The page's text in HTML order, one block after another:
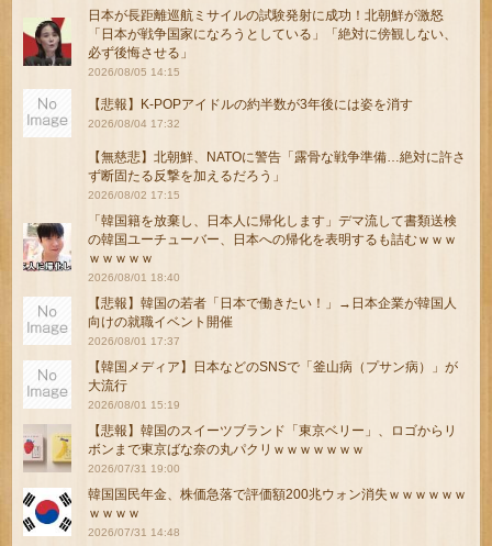
日本が長距離巡航ミサイルの試験発射に成功！北朝鮮が激怒
「日本が戦争国家になろうとしている」「絶対に傍観しない、
必ず後悔させる」
2026/08/05 14:15
【悲報】K-POPアイドルの約半数が3年後には姿を消す
2026/08/04 17:32
【無慈悲】北朝鮮、NATOに警告「露骨な戦争準備…絶対に許さ
ず断固たる反撃を加えるだろう」
2026/08/02 17:15
「韓国籍を放棄し、日本人に帰化します」デマ流して書類送検
の韓国ユーチューバー、日本への帰化を表明するも詰むｗｗｗ
ｗｗｗｗｗ
2026/08/01 18:40
【悲報】韓国の若者「日本で働きたい！」→日本企業が韓国人
向けの就職イベント開催
2026/08/01 17:37
【韓国メディア】日本などのSNSで「釜山病（プサン病）」が
大流行
2026/08/01 15:19
【悲報】韓国のスイーツブランド「東京ベリー」、ロゴからリ
ボンまで東京ばな奈の丸パクリｗｗｗｗｗｗｗ
2026/07/31 19:00
韓国国民年金、株価急落で評価額200兆ウォン消失ｗｗｗｗｗｗ
ｗｗｗｗ
2026/07/31 14:48